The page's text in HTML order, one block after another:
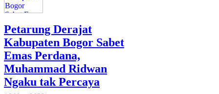
Petarung Derajat
Kabupaten Bogor Sabet
Emas Perdana,
Muhammad Ridwan
Ngaku tak Percaya